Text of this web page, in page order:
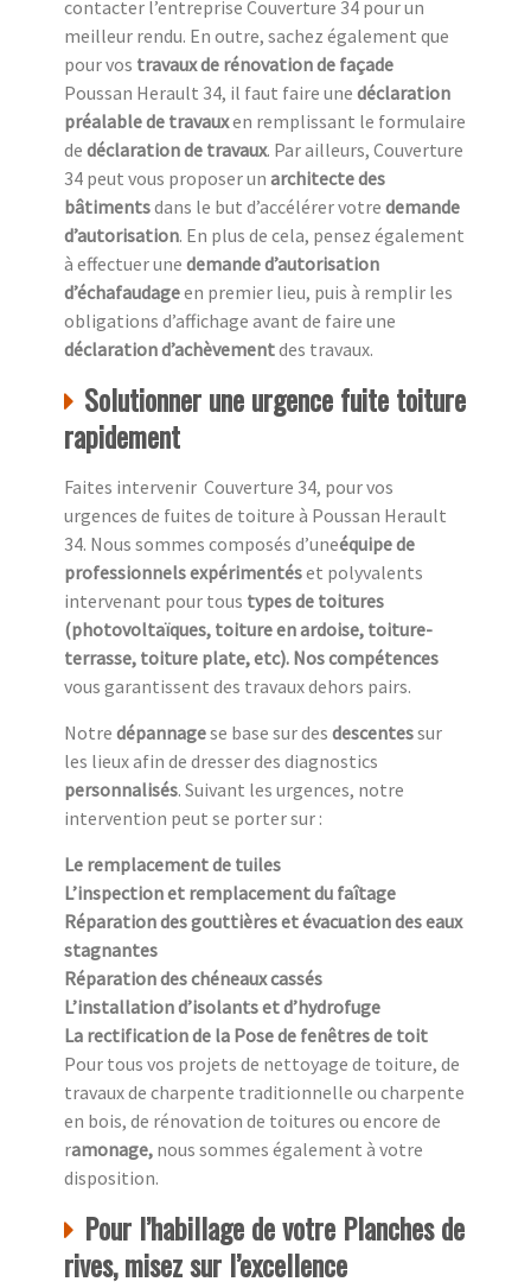
contacter l’entreprise Couverture 34 pour un
meilleur rendu. En outre, sachez également que
pour vos travaux de rénovation de façade
Poussan Herault 34, il faut faire une déclaration
préalable de travauxen remplissant le formulaire
de déclaration de travaux. Par ailleurs, Couverture
34 peut vous proposer un architecte des
bâtimentsdans le but d’accélérer votre demande
d’autorisation. En plus de cela, pensez également
à effectuer une demande d’autorisation
d’échafaudageen premier lieu, puis à remplir les
obligations d’affichage avant de faire une
déclaration d’achèvementdes travaux.
Solutionner une urgence fuite toiture
rapidement
Faites intervenir Couverture 34, pour vos
urgences de fuites de toiture à Poussan Herault
34. Nous sommes composés d’uneéquipe de
professionnels expérimentéset polyvalents
intervenant pour tous types de toitures
(photovoltaïques, toiture en ardoise, toiture-
terrasse, toiture plate, etc). Nos compétences
vous garantissent des travaux dehors pairs.
Notre dépannagese base sur des descentessur
les lieux afin de dresser des diagnostics
personnalisés. Suivant les urgences, notre
intervention peut se porter sur :
Le remplacement de tuiles
L’inspection et remplacement du faîtage
Réparation des gouttières et évacuation des eaux
stagnantes
Réparation des chéneaux cassés
L’installation d’isolants et d’hydrofuge
La rectification de la Pose de fenêtres de toit
Pour tous vos projets de nettoyage de toiture, de
travaux de charpente traditionnelle ou charpente
en bois, de rénovation de toitures ou encore de
ramonage, nous sommes également à votre
disposition.
Pour l’habillage de votre Planches de
rives, misez sur l’excellence